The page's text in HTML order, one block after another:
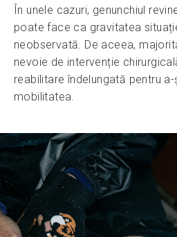
În unele cazuri, genunchiul
poate face ca gravitatea
neobservată. De aceea,
nevoie de intervenție
reabilitare îndelungată pentru
mobilitatea.